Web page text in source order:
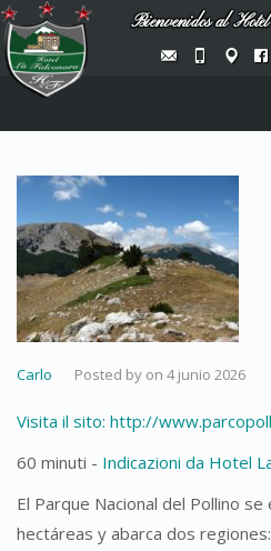
Bienvenidos al
Posted by
Carlo on 4 junio 2026
Visita il sito: http://
60 minuti - Indicazioni da Hotel
El Parque Nacional del Pollino
hectáreas y abarca dos